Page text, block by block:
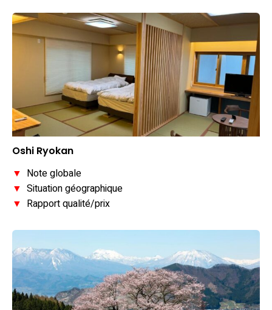
Oshi Ryokan
▼ Note globale
▼ Situation géographique
▼ Rapport qualité/prix